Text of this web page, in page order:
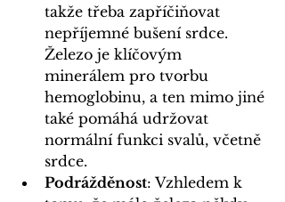
takže třeba zapříčiňovat
nepříjemné bušení srdce.
Železo je klíčovým
minerálem pro tvorbu
hemoglobinu, a ten mimo jiné
také pomáhá udržovat
normální funkci svalů, včetně
srdce.
Podrážděnost: Vzhledem k